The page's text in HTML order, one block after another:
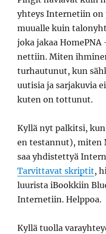
yhteys Internetiin
muualle kuin
joka jakaa
nettiin. Miten
turhautunut, kun
uutisia ja sarjakuvia
kuten on tottunut.
Kyllä nyt palkitsi,
en testannut), miten
saa yhdistettyä
Tarvittavat skriptit,
luurista iBookkiin
Internetiin. Helppoa.
Kyllä tuolla